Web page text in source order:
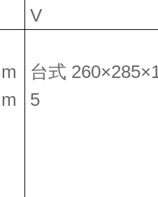
V
m
m
台式
5